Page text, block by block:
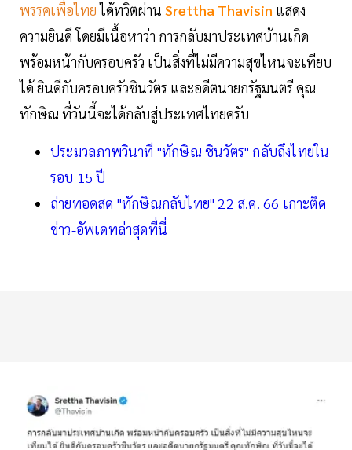
พรรคเพื่อไทยได้ทวิตผ่าน Srettha Thavisin แสดง
ความยินดี โดยมีเนื้อหาว่า การกลับมาประเทศบ้านเกิด
พร้อมหน้ากับครอบครัว เป็นสิ่งที่ไม่มีความสุขไหนจะเทียบ
ได้ ยินดีกับครอบครัวชินวัตร และอดีตนายกรัฐมนตรี คุณ
ทักษิณ ที่วันนี้จะได้กลับสู่ประเทศไทยครับ
ประมวลภาพวินาที "ทักษิณ ชินวัตร" กลับถึงไทยใน
รอบ 15 ปี
ถ่ายทอดสด "ทักษิณกลับไทย" 22 ส.ค. 66 เกาะติด
ข่าว-อัพเดทล่าสุดที่นี่